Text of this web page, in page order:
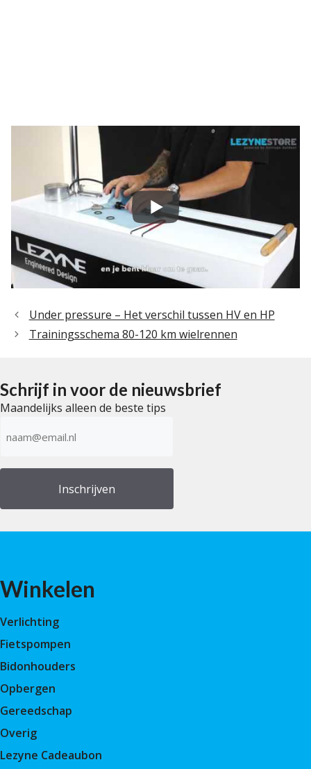
Under pressure – Het verschil tussen HV en HP
Trainingsschema 80-120 km wielrennen
Schrijf in voor de nieuwsbrief
Maandelijks alleen de beste tips
mailadres
Winkelen
Verlichting
Fietspompen
Bidonhouders
Opbergen
Gereedschap
Overig
Lezyne Cadeaubon